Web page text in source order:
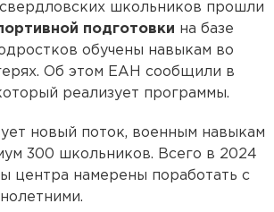
школьников прошли
подготовки на базе
обучены навыкам во
Об этом ЕАН сообщили в
реализует программы.
новый поток, военным навыкам
300 школьников. Всего в 2024
центра намерены поработать с